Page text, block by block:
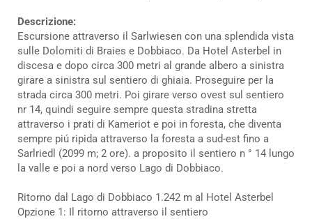
Descrizione:
Escursione attraverso il Sarlwiesen con una splendida vista
sulle Dolomiti di Braies e Dobbiaco. Da Hotel Asterbel in
discesa e dopo circa 300 metri al grande albero a sinistra
girare a sinistra sul sentiero di ghiaia. Proseguire per la
strada circa 300 metri. Poi girare verso ovest sul sentiero
nr 14, quindi seguire sempre questa stradina stretta
attraverso i prati di Kameriot e poi in foresta, che diventa
sempre piú ripida attraverso la foresta a sud-est fino a
Sarlriedl (2099 m; 2 ore). a proposito il sentiero n ° 14 lungo
la valle e poi a nord verso Lago di Dobbiaco.
Ritorno dal Lago di Dobbiaco 1.242 m al Hotel Asterbel
Opzione 1: Il ritorno attraverso il sentiero